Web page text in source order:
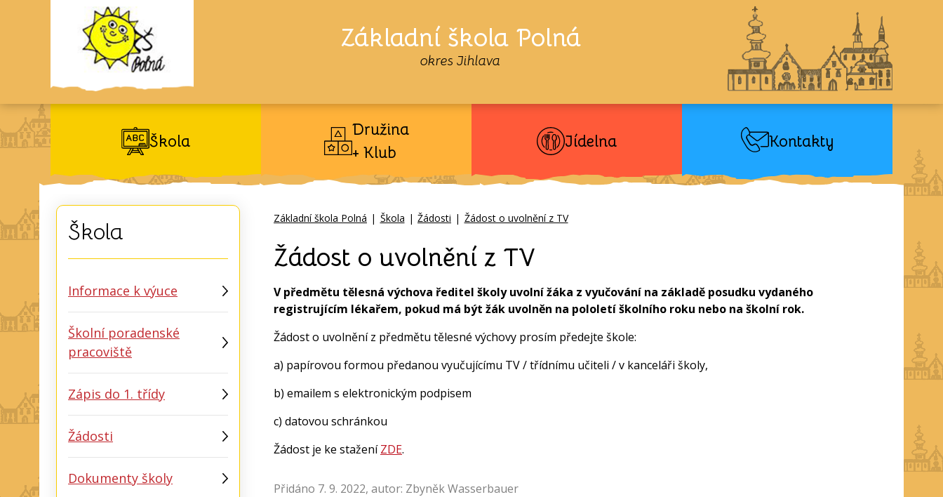
Základní škola Polná
okres Jihlava
Škola
Družina
+ Klub
Jídelna Kontakty
Základní škola Polná | Škola | Žádosti | Žádost o uvolnění z TV
Žádost o uvolnění z TV
V předmětu tělesná výchova ředitel školy uvolní žáka z vyučování na základě posudku vydaného
registrujícím lékařem, pokud má být žák uvolněn na pololetí školního roku nebo na školní rok.
Žádost o uvolnění z předmětu tělesné výchovy prosím předejte škole:
a) papírovou formou předanou vyučujícímu TV / třídnímu učiteli / v kanceláři školy,
b) emailem s elektronickým podpisem
c) datovou schránkou
Žádost je ke staženíZDE.
Přidáno 7. 9. 2022, autor: Zbyněk Wasserbauer
Škola
Informace k výuce
Školní poradenské
pracoviště
Zápis do 1. třídy
Žádosti
Dokumenty školy